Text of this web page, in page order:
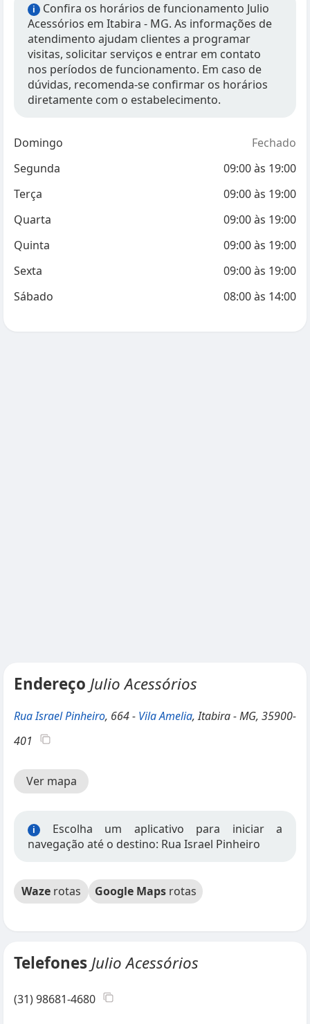
i
Confira os horários de funcionamento Julio
Acessórios em Itabira - MG. As informações de
atendimento ajudam clientes a programar
visitas, solicitar serviços e entrar em contato
nos períodos de funcionamento. Em caso de
dúvidas, recomenda-se confirmar os horários
diretamente com o estabelecimento.
Domingo
Fechado
Segunda
09:00às 19:00
Terça
09:00às 19:00
Quarta
09:00às 19:00
Quinta
09:00às 19:00
Sexta
09:00às 19:00
Sábado
08:00às 14:00
Endereço Julio Acessórios
Rua Israel Pinheiro, 664 - Vila Amelia, Itabira - MG, 35900-
401
Ver mapa
i
Escolha um aplicativo para iniciar a
navegação até o destino: Rua Israel Pinheiro
Waze rotas Google Maps rotas
Telefones Julio Acessórios
(31) 98681-4680